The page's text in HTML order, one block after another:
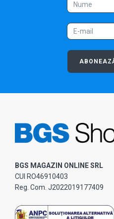
BGS MAGAZIN ONLINE SRL
CUI RO46910403
Reg. Com. J2022019177409